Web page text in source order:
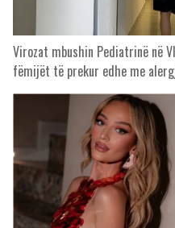
Virozat mbushin Pediatrinë në
fëmijët të prekur edhe me